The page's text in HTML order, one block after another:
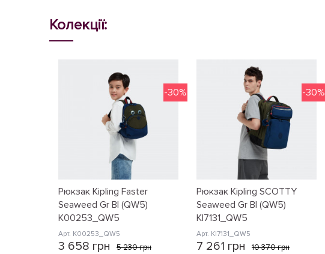
Колекції:
Рюкзак Kipling Faster
Seaweed Gr Bl (QW5)
K00253_QW5
Арт. K00253_QW5
-30%
3 658 грн 5 230 грн
Рюкзак Kipling SCOTTY
Seaweed Gr Bl (QW5)
KI7131_QW5
Арт. KI7131_QW5
-30%
7 261 грн 10 370 грн